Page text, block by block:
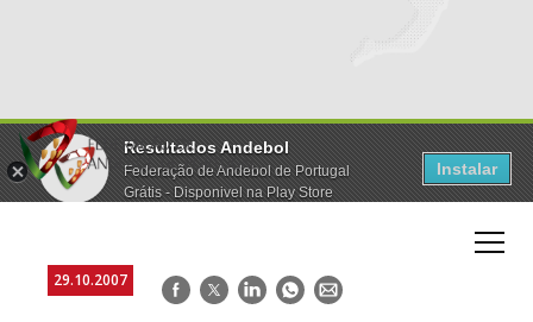
Resultados Andebol
Federação de Andebol de Portugal
Grátis - Disponivel na Play Store
Instalar
29.10.2007 Facebook
TwitterLinkedInWhatsApp
E-